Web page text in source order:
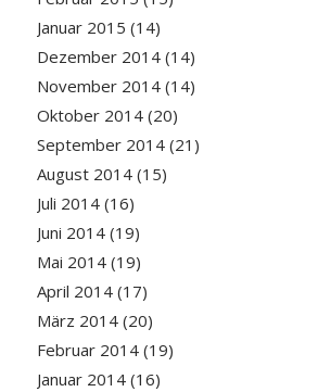
Januar 2015 (14)
Dezember 2014(14)
November 2014(14)
Oktober 2014(20)
September 2014(21)
August 2014(15)
Juli 2014(16)
Juni 2014(19)
Mai 2014(19)
April 2014(17)
März 2014(20)
Februar 2014(19)
Januar 2014(16)